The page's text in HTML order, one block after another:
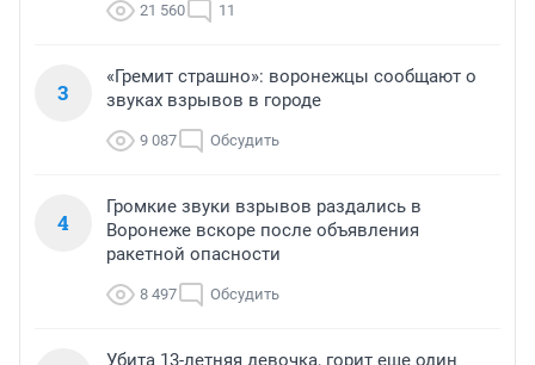
21 560 11
3
«Гремит страшно»: воронежцы сообщают о
звуках взрывов в городе
9 087 Обсудить
4
Громкие звуки взрывов раздались в
Воронеже вскоре после объявления
ракетной опасности
8 497 Обсудить
Убита 13-летняя девочка, горит еще один